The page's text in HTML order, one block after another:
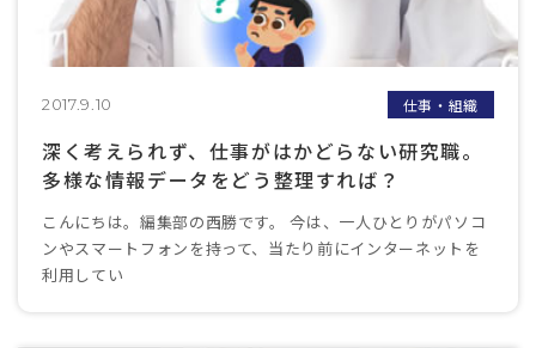
2017.9.10 仕事・組織
深く考えられず、仕事がはかどらない研究職。
多様な情報データをどう整理すれば？
こんにちは。編集部の西勝です。 今は、一人ひとりがパソコ
ンやスマートフォンを持って、当たり前にインターネットを
利用してい